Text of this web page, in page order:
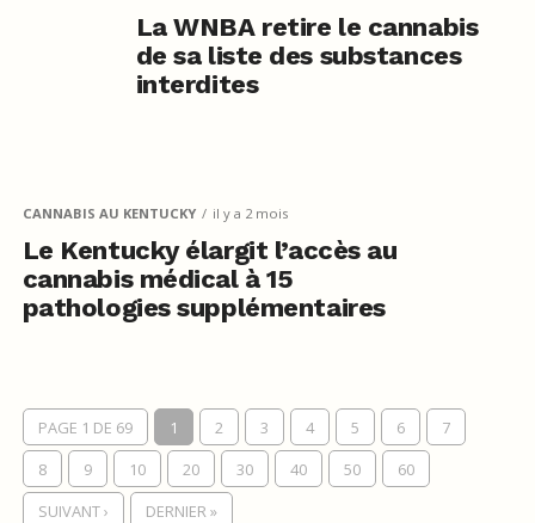
La WNBA retire le cannabis
de sa liste des substances
interdites
CANNABIS AU KENTUCKY il y a 2 mois
Le Kentucky élargit l’accès au
cannabis médical à 15
pathologies supplémentaires
PAGE 1 DE 69 1 2 3 4 5 6
7
8
9 10 20 30 40 50
60
SUIVANT ›
DERNIER »